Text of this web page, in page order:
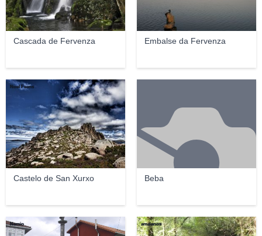
Cascada de Fervenza Embalse da Fervenza
Castelo de San Xurxo
Noel Feans
Beba
Nemio amaianos